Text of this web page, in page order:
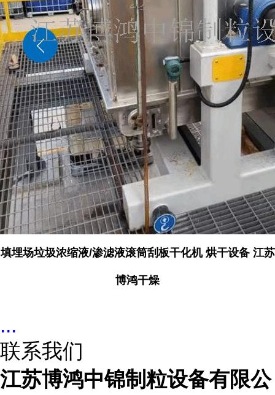
填埋场垃圾浓缩液/渗滤液滚筒刮板干化机 烘干设备 江苏
博鸿干燥
...
联系我们
江苏博鸿中锦制粒设备有限公